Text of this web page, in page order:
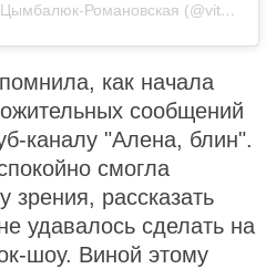
Публикация от Виталина Цымбалюк-Романовская (@vitalinaromanovskaya)
как начала
сообщений
каналу "Алена, блин".
смогла
зрения, рассказать
удавалось сделать на
шоу. Виной этому